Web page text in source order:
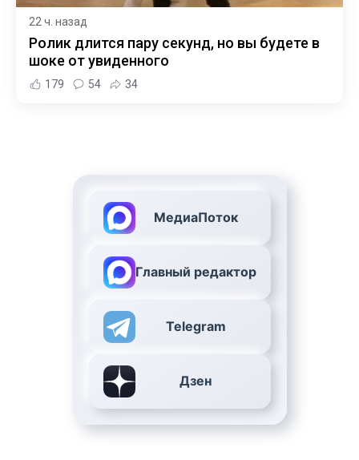
22 ч. назад
Ролик длится пару секунд, но вы будете в
шоке от увиденного
179 54 34
МедиаПоток
Главный редактор
Telegram
Дзен